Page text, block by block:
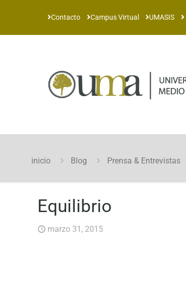
Contacto Campus Virtual UMASIS
inicio Blog Prensa & Entrevistas
Equilibrio
marzo 31, 2015